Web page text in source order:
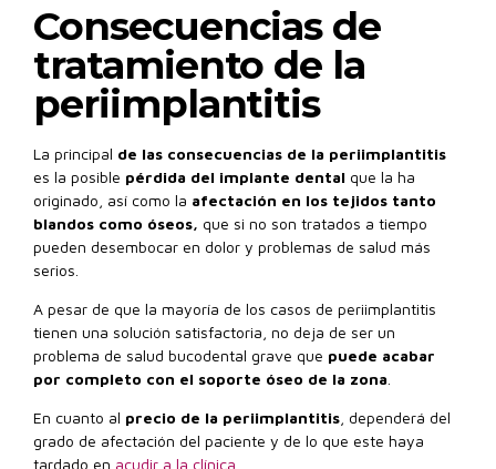
Consecuencias de
tratamiento de la
periimplantitis
La principal de las consecuencias de la periimplantitis
es la posible pérdida del implante dental que la ha
originado, así como la afectación en los tejidos tanto
blandos como óseos, que si no son tratados a tiempo
pueden desembocar en dolor y problemas de salud más
serios.
A pesar de que la mayoría de los casos de periimplantitis
tienen una solución satisfactoria, no deja de ser un
problema de salud bucodental grave que puede acabar
por completo con el soporte óseo de la zona.
En cuanto al precio de la periimplantitis, dependerá del
grado de afectación del paciente y de lo que este haya
tardado en acudir a la clínica.